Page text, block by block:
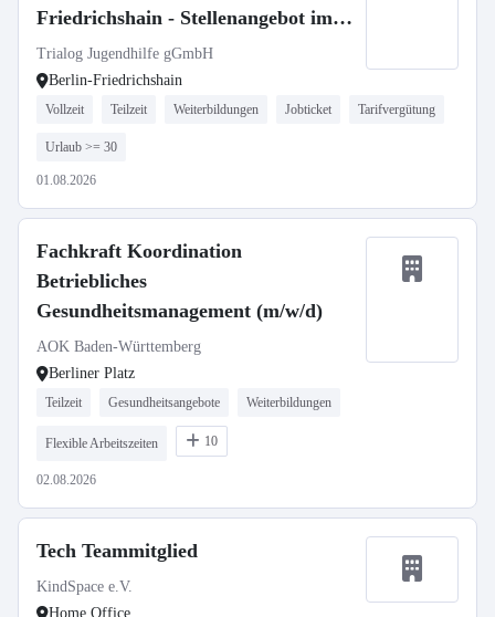
Friedrichshain - Stellenangebot im
Stellenmarkt Bildung
Trialog Jugendhilfe gGmbH
Berlin-Friedrichshain
Vollzeit Teilzeit Weiterbildungen Jobticket Tarifvergütung
Urlaub >= 30
01.08.2026
Fachkraft Koordination
Betriebliches
Gesundheitsmanagement (m/w/d)
AOK Baden-Württemberg
Berliner Platz
Teilzeit Gesundheitsangebote Weiterbildungen
Flexible Arbeitszeiten 10
02.08.2026
Tech Teammitglied
KindSpace e.V.
Home Office